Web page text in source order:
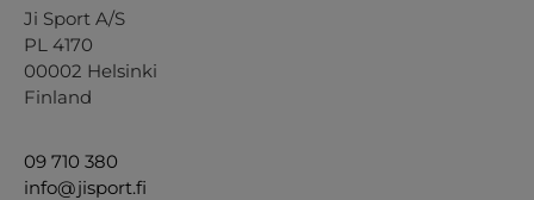
Ji Sport A/S
PL 4170
00002 Helsinki
Finland
09 710 380
info@jisport.fi